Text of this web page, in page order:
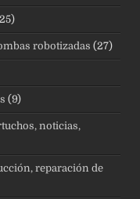
robotizadas (27)
(9)
noticias,
reparación de